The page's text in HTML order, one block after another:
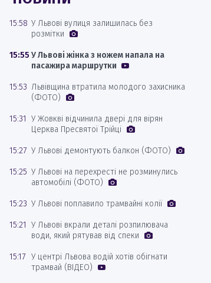
15:58 У Львові вулиця залишилась без
розмітки
15:55 У Львові жінка з ножем напала на
пасажира маршрутки
15:53 Львівщина втратила молодого захисника
(ФОТО)
15:31 У Жовкві відчинила двері для вірян
Церква Пресвятої Трійці
15:27 У Львові демонтують балкон (ФОТО)
15:25 У Львові на перехресті не розминулись
автомобілі (ФОТО)
15:23 У Львові поплавило трамвайні колії
15:21 У Львові вкрали деталі розпилювача
води, який рятував від спеки
15:17 У центрі Львова водій хотів обігнати
трамвай (ВІДЕО)